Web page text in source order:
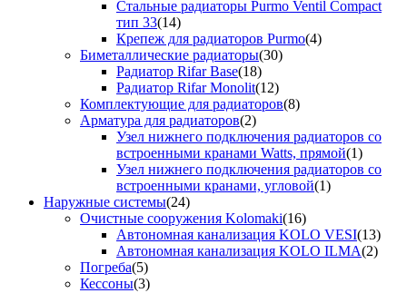
Стальные радиаторы Purmo Ventil Compact
тип 33(14)
Крепеж для радиаторов Purmo(4)
Биметаллические радиаторы(30)
Радиатор Rifar Base(18)
Радиатор Rifar Monolit(12)
Комплектующие для радиаторов(8)
Арматура для радиаторов(2)
Узел нижнего подключения радиаторов со
встроенными кранами Watts, прямой(1)
Узел нижнего подключения радиаторов со
встроенными кранами, угловой(1)
Наружные системы(24)
Очистные сооружения Kolomaki(16)
Автономная канализация KOLO VESI(13)
Автономная канализация KOLO ILMA(2)
Погреба(5)
Кессоны(3)